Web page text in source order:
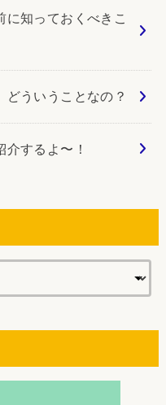
に知っておくべきこ
ういうことなの？
するよ〜！